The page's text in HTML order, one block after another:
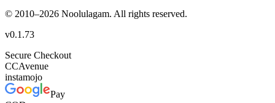
© 2010–2026 Noolulagam. All rights reserved.
v0.1.73
Secure Checkout
CCAvenue
instamojo
Pay